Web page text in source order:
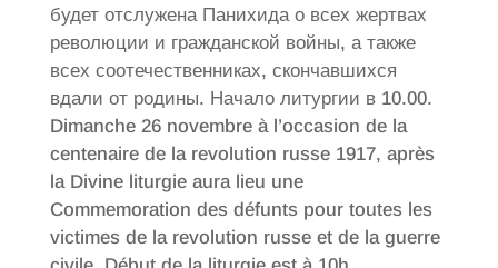
будет отслужена Панихида о всех жертвах
революции и гражданской войны, а также
всех соотечественниках, скончавшихся
вдали от родины. Начало литургии в 10.00.
Dimanche 26 novembre à l’occasion de la
centenaire de la revolution russe 1917, après
la Divine liturgie aura lieu une
Commemoration des défunts pour toutes les
victimes de la revolution russe et de la guerre